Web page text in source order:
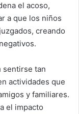
el acoso,
a que los niños
creando
sentirse tan
actividades que
y familiares.
el impacto